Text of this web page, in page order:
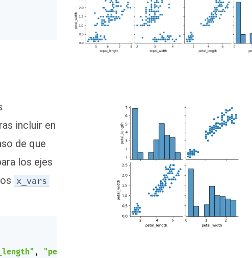
incluir en
de que
los ejes
x_vars
, "petal_width"